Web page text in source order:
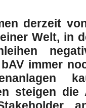
derzeit
Welt, in
immer
steigen die